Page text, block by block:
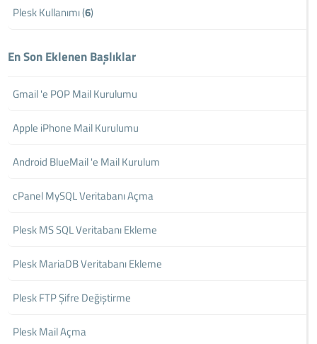
Plesk Kullanımı (6)
En Son Eklenen Başlıklar
Gmail 'e POP Mail Kurulumu
Apple iPhone Mail Kurulumu
Android BlueMail 'e Mail Kurulum
cPanel MySQL Veritabanı Açma
Plesk MS SQL Veritabanı Ekleme
Plesk MariaDB Veritabanı Ekleme
Plesk FTP Şifre Değiştirme
Plesk Mail Açma